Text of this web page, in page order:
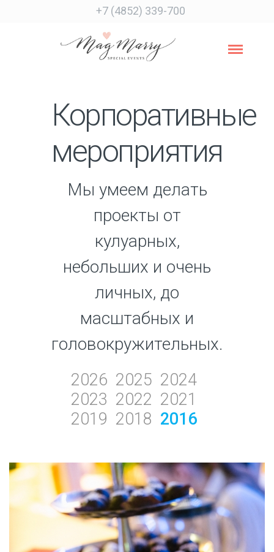
+7 (4852) 339-700
Корпоративные
мероприятия
Мы умеем делать
проекты от
кулуарных,
небольших и очень
личных, до
масштабных и
головокружительных.
2026 2025 2024
2023 2022 2021
2019 2018 2016